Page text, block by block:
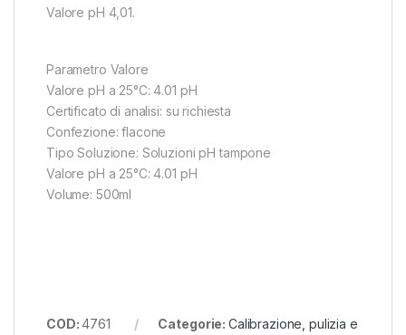
Valore pH 4,01.
Parametro Valore
Valore pH a 25°C: 4.01 pH
Certificato di analisi: su richiesta
Confezione: flacone
Tipo Soluzione: Soluzioni pH tampone
Valore pH a 25°C: 4.01 pH
Volume: 500ml
COD:4761 Categorie: Calibrazione, pulizia e